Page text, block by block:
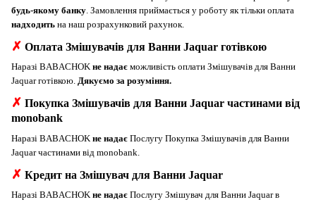
будь-якому банку . Замовлення приймається у роботу як тільки оплата
надходить на наш розрахунковий рахунок.
✗ Оплата Змішувачів для Ванни Jaquar готівкою
Наразі BABACHOK не надає можливість оплати Змішувачів для Ванни
Jaquar готівкою. Дякуємо за розуміння.
✗ Покупка Змішувачів для Ванни Jaquar частинами від
monobank
Наразі BABACHOK не надає Послугу Покупка Змішувачів для Ванни
Jaquar частинами від monobank.
✗ Кредит на Змішувач для Ванни Jaquar
Наразі BABACHOK не надає Послугу Змішувач для Ванни Jaquar в